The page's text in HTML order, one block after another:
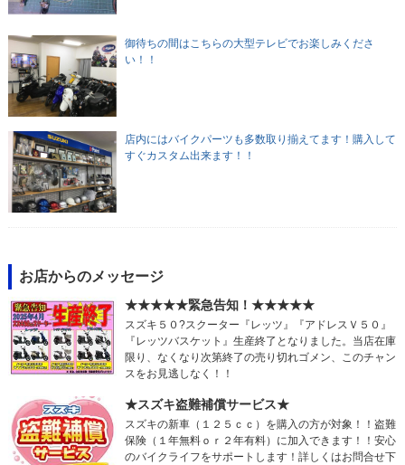
御待ちの間はこちらの大型テレビでお楽しみくださ
い！！
店内にはバイクパーツも多数取り揃えてます！購入して
すぐカスタム出来ます！！
お店からのメッセージ
★★★★★緊急告知！★★★★★
スズキ５０?スクーター『レッツ』『アドレスＶ５０』
『レッツバスケット』生産終了となりました。当店在庫
限り、なくなり次第終了の売り切れゴメン、このチャン
スをお見逃しなく！！
★スズキ盗難補償サービス★
スズキの新車（１２５ｃｃ）を購入の方が対象！！盗難
保険（１年無料ｏｒ２年有料）に加入できます！！安心
のバイクライフをサポートします！詳しくはお問合せ下